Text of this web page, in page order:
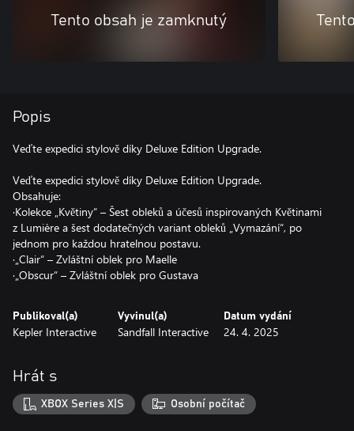
Tento obsah je zamknutý
Popis
Veďte expedici stylově díky Deluxe Edition Upgrade.
Veďte expedici stylově díky Deluxe Edition Upgrade.
Obsahuje:
·Kolekce „Květiny“ – Šest obleků a účesů inspirovaných Květinami
z Lumière a šest dodatečných variant obleků „Vymazání“, po
jednom pro každou hratelnou postavu.
·„Clair“ – Zvláštní oblek pro Maelle
Publikoval(a)
Kepler Interactive
Vyvinul(a)
Sandfall Interactive
Datum vydání
24. 4. 2025
Hrát s
XBOX Series X|S Osobní počítač